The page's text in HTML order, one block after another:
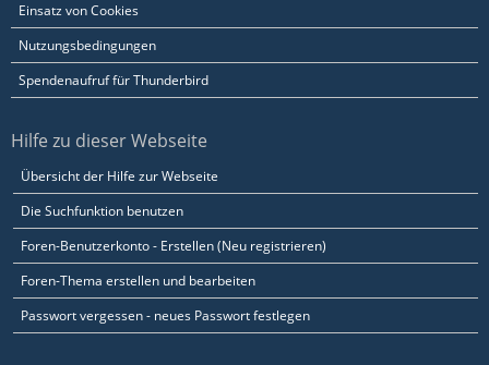
Einsatz von Cookies
Nutzungsbedingungen
Spendenaufruf für Thunderbird
Hilfe zu dieser Webseite
Übersicht der Hilfe zur Webseite
Die Suchfunktion benutzen
Foren-Benutzerkonto - Erstellen (Neu registrieren)
Foren-Thema erstellen und bearbeiten
Passwort vergessen - neues Passwort festlegen